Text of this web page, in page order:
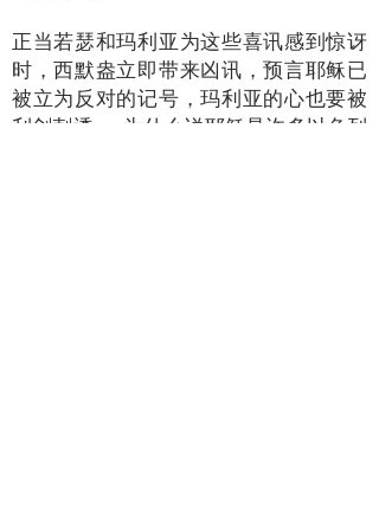
正当若瑟和玛利亚为这些喜讯感到惊讶
时，西默盎立即带来凶讯，预言耶稣已
被立为反对的记号，玛利亚的心也要被
利剑刺透。 为什么说耶稣是许多以色列